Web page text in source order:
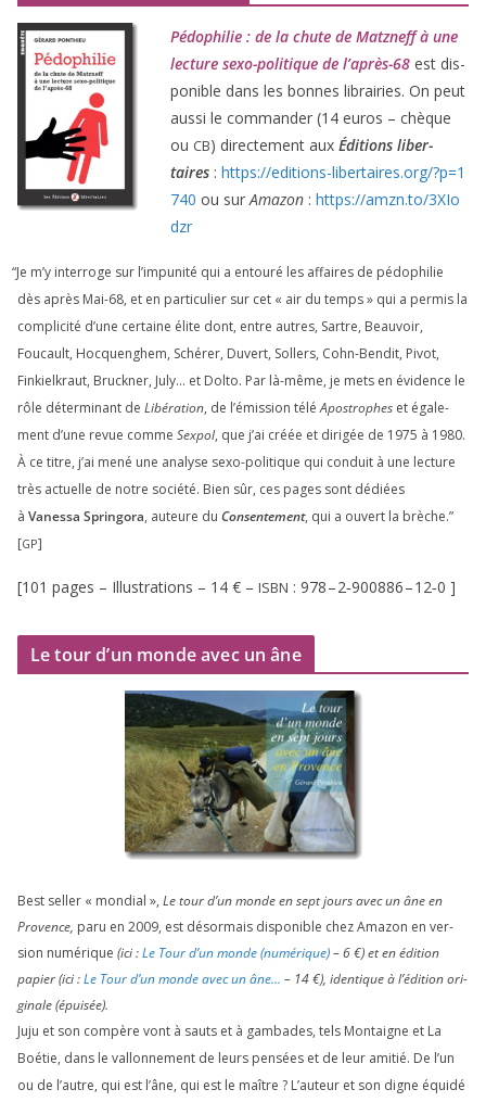
Pédophilie : de la chute de Matzneff à une
lec­ture sexo-poli­tique de l’après-68 est dis­
po­nible dans les bonnes librai­ries. On peut
aus­si le com­man­der (14 euros – chèque
ou CB) direc­te­ment aux Éditions liber­
taires : https://​edi​tions​-liber​taires​.org/​?​p​=​1
740 ou surAmazon : https://​amzn​.to/​3​X​I​o​
dzr
“Je m’y inter­roge sur l’impunité qui a entou­ré les affaires de pédo­phi­lie
dès après Mai-68, et en par­ti­cu­lier sur cet « air du temps » qui a per­mis la
com­pli­ci­té d’une cer­taine élite dont, entre autres, Sartre, Beauvoir,
Foucault, Hocquenghem, Schérer, Duvert, Sollers, Cohn-Bendit, Pivot,
Finkielkraut, Bruckner, July… et Dolto. Par là-même, je mets en évi­dence le
rôle déter­mi­nant de Libération, de l’émission téléApostrophes et éga­le­
ment d’une revue comme Sexpol, que j’ai créée et diri­gée de 1975 à 1980.
À ce titre, j’ai mené une ana­lyse sexo-poli­tique qui conduit à une lec­ture
très actuelle de notre socié­té. Bien sûr, ces pages sont dédiées
à Vanessa Springora, auteure du Consentement, qui a ouvert la brèche.”
[GP]
[101 pages – Illustrations – 14 € – ISBN : 978–2‑900886–12‑0 ]
Le tour d’un monde avec un âne
Best sel­ler « mon­dial », Le tour d’un monde en sept jours avec un âne en
Provence, paru en 2009, est désor­mais dis­po­nible chez Amazon en ver­
sion numé­rique (ici :Le Tour d’un monde (numé­rique)–6€) et en édi­tion
papier (ici :Le Tour d’un monde avec un âne… – 14€), iden­tique à l’é­di­tion ori­
gi­nale (épui­sée).
Juju et son com­père vont à sauts et à gam­bades, tels Montaigne et La
Boétie, dans le val­lon­ne­ment de leurs pen­sées et de leur ami­tié. De l’un
ou de l’autre, qui est l’âne, qui est le maître ? L’auteur et son digne équi­dé